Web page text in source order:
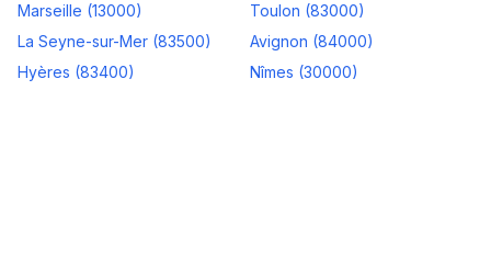
Marseille (13000) Toulon (83000)
La Seyne-sur-Mer (83500) Avignon (84000)
Hyères (83400) Nîmes (30000)